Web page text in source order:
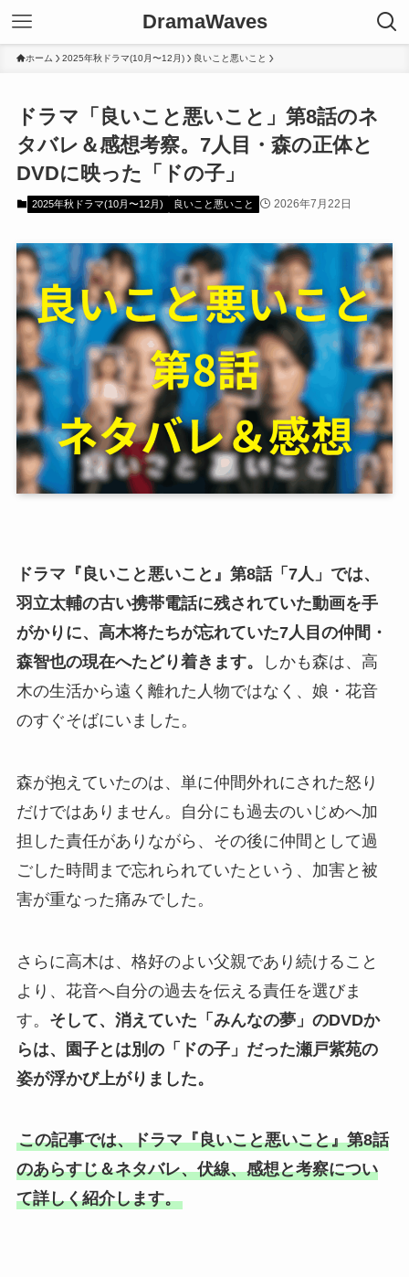
DramaWaves
ホーム 2025年秋ドラマ(10月〜12月) 良いこと悪いこと
ドラマ「良いこと悪いこと」第8話のネ
タバレ＆感想考察。7人目・森の正体と
DVDに映った「ドの子」
2025年秋ドラマ(10月〜12月) 良いこと悪いこと 2026年7月22日
ドラマ『良いこと悪いこと』第8話「7人」では、
羽立太輔の古い携帯電話に残されていた動画を手
がかりに、高木将たちが忘れていた7人目の仲間・
森智也の現在へたどり着きます。
しかも森は、高
木の生活から遠く離れた人物ではなく、娘・花音
のすぐそばにいました。
森が抱えていたのは、単に仲間外れにされた怒り
だけではありません。自分にも過去のいじめへ加
担した責任がありながら、その後に仲間として過
ごした時間まで忘れられていたという、加害と被
害が重なった痛みでした。
さらに高木は、格好のよい父親であり続けること
より、花音へ自分の過去を伝える責任を選びま
す。 そして、消えていた「みんなの夢」のDVDか
らは、園子とは別の「ドの子」だった瀬戸紫苑の
姿が浮かび上がりました。
この記事では、ドラマ『良いこと悪いこと』第8話
のあらすじ＆ネタバレ、伏線、感想と考察につい
て詳しく紹介します。